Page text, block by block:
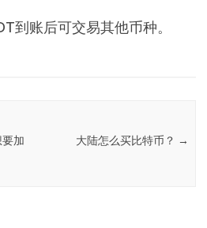
到账后可交易其他币种。
加
大陆怎么买比特币？ →